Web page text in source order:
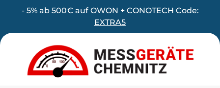
Zum Hauptinhalt springen
- 5% ab 500€ auf OWON + CONOTECH Code:
EXTRA5